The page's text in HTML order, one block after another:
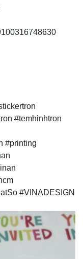
#temhinhtron
#printing
#VINADESIGN